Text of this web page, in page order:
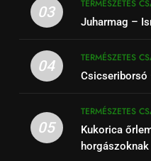
03
TERMÉSZETES
Juharmag –
04
TERMÉSZETES
Csicseriborsó
05
TERMÉSZETES
Kukorica
horgászoknak